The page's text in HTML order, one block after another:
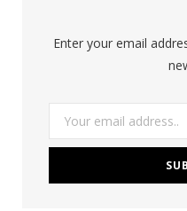
Enter your email